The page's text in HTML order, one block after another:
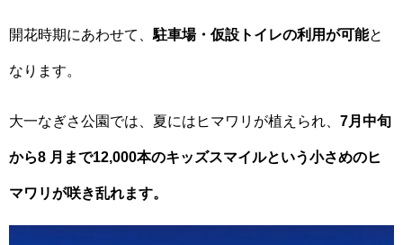
開花時期にあわせて、 駐車場・仮設トイレの利用が可能と
なります。
大一なぎさ公園では、夏にはヒマワリが植えられ、 7月中旬
から8 月まで12,000本のキッズスマイルという小さめのヒ
マワリが咲き乱れます。